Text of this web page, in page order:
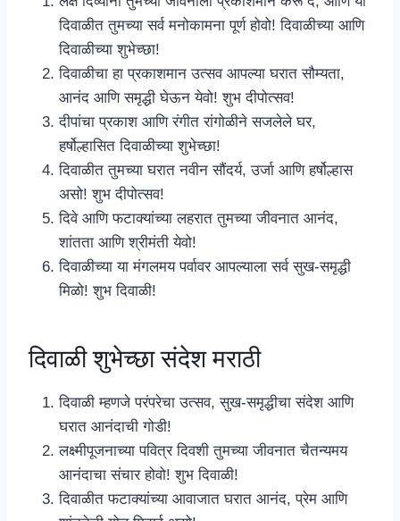
दिवाळीत तुमच्या सर्व मनोकामना पूर्ण होवो! दिवाळीच्या आणि
दिवाळीच्या शुभेच्छा!
दिवाळीचा हा प्रकाशमान उत्सव आपल्या घरात सौम्यता,
आनंद आणि समृद्धी घेऊन येवो! शुभ दीपोत्सव!
दीपांचा प्रकाश आणि रंगीत रांगोळीने सजलेले घर,
हर्षोल्हासित दिवाळीच्या शुभेच्छा!
दिवाळीत तुमच्या घरात नवीन सौंदर्य, उर्जा आणि हर्षोल्हास
असो! शुभ दीपोत्सव!
दिवे आणि फटाक्यांच्या लहरात तुमच्या जीवनात आनंद,
शांतता आणि श्रीमंती येवो!
दिवाळीच्या या मंगलमय पर्वावर आपल्याला सर्व सुख-समृद्धी
मिळो! शुभ दिवाळी!
दिवाळी शुभेच्छा संदेश मराठी
दिवाळी म्हणजे परंपरेचा उत्सव, सुख-समृद्धीचा संदेश आणि
घरात आनंदाची गोडी!
लक्ष्मीपूजनाच्या पवित्र दिवशी तुमच्या जीवनात चैतन्यमय
आनंदाचा संचार होवो! शुभ दिवाळी!
दिवाळीत फटाक्यांच्या आवाजात घरात आनंद, प्रेम आणि